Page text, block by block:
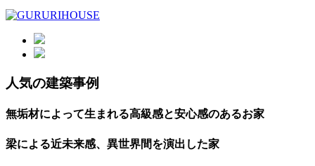
人気の建築事例
無垢材によって生まれる高級感と安心感のあるお家
梁による近未来感、異世界間を演出した家